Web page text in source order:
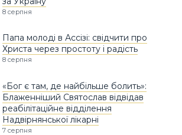
8 серпня
Папа молоді в Ассізі: свідчити про
Христа через простоту і радість
8 серпня
«Бог є там, де найбільше болить»:
Блаженніший Святослав відвідав
реабілітаційне відділення
Надвірнянської лікарні
7 серпня